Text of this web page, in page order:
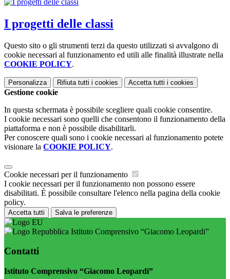
I progetti delle classi
Questo sito o gli strumenti terzi da questo utilizzati si avvalgono di
cookie necessari al funzionamento ed utili alle finalità illustrate nella
COOKIE POLICY.
Personalizza Rifiuta tutti i cookies Accetta tutti i cookies
Gestione cookie
In questa schermata è possibile scegliere quali cookie consentire.
I cookie necessari sono quelli che consentono il funzionamento della
piattaforma e non è possibile disabilitarli.
Per conoscere quali sono i cookie necessari al funzionamento potete
visionare la COOKIE POLICY.
Cookie necessari per il funzionamento
I cookie necessari per il funzionamento non possono essere
disabilitati. È possibile consultare l'elenco nella pagina della cookie
policy.
Accetta tutti Salva le preferenze
Istituto Comprensivo “Giacomo Leopardi”
Contatti
Istituto Comprensivo “Giacomo Leopardi”